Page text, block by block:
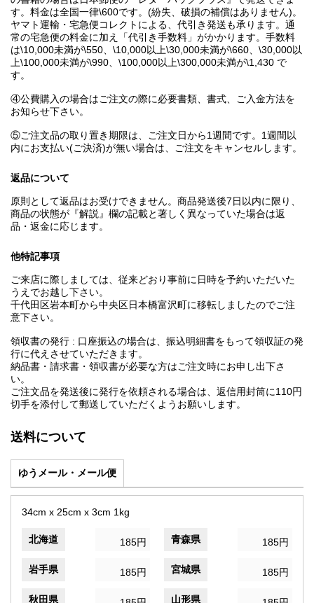
す。料金は全国一律\600です。(紛失、破損の補償はありません)。
ヤマト運輸・宅急便コレクトによる、代引き発送も承ります。通
常の宅急便の料金に加え「代引き手数料」がかかります。手数料
は\10,000未満が\550、\10,000以上\30,000未満が\660、\30,000以
上\100,000未満が\990、\100,000以上\300,000未満が\1,430 で
す。
④公費購入の場合はご注文の際に必要書類、書式、ご入金方法を
お知らせ下さい。
⑤ご注文品の取り置き期限は、ご注文日から1週間です。1週間以
内にお支払い(ご決済)が無い場合は、ご注文をキャンセルします。
返品について
原則として返品はお受けできません。商品発送後7日以内に限り、
商品の状態が『解説』欄の記載と著しく異なっていた場合は返
品・返金に応じます。
他特記事項
ご来店に際しましては、従来どおり事前に日時を予約いただいた
うえでお越し下さい。
千代田区岩本町から中央区日本橋富沢町に移転しましたのでご注
意下さい。
領収書の発行 : 口座振込の場合は、振込明細書をもって領収証の発
行に代えさせていただきます。
納品書・請求書・領収書が必要な方はご注文時にお申し出下さ
い。
ご注文品を発送後に発行を依頼される場合は、返信用封筒に110円
切手を添付して郵送していただくようお願いします。
送料について
ゆうメール・メール便
34cm x 25cm x 3cm 1kg
北海道 185円 青森県 185円
岩手県 185円 宮城県 185円
秋田県 山形県